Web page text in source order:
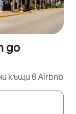
до
къщи в Airbnb